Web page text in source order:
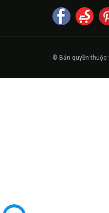
© Bản quyền thuộc